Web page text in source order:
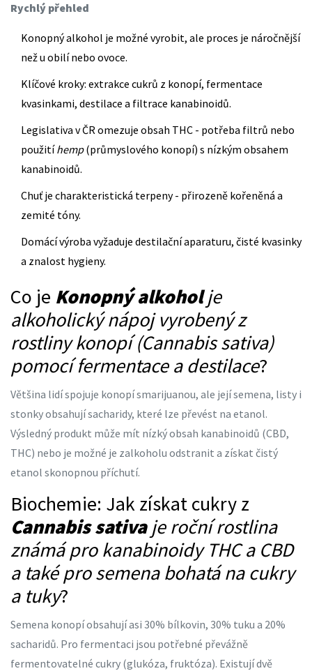
Rychlý přehled
Konopný alkohol je možné vyrobit, ale proces je náročnější
než u obilí nebo ovoce.
Klíčové kroky: extrakce cukrů z konopí, fermentace
kvasinkami, destilace a filtrace kanabinoidů.
Legislativa v ČR omezuje obsah THC - potřeba filtrů nebo
použitíhemp(průmyslového konopí) s nízkým obsahem
kanabinoidů.
Chuť je charakteristická terpeny - přirozeně kořeněná a
zemité tóny.
Domácí výroba vyžaduje destilační aparaturu, čisté kvasinky
a znalost hygieny.
Co je Konopný alkoholje
alkoholický nápoj vyrobený z
rostliny konopí (Cannabis sativa)
pomocí fermentace a destilace?
Většina lidí spojuje konopí smarijuanou, ale její semena, listy i
stonky obsahují sacharidy, které lze převést na etanol.
Výsledný produkt může mít nízký obsah kanabinoidů (CBD,
THC) nebo je možné je zalkoholu odstranit a získat čistý
etanol skonopnou příchutí.
Biochemie: Jak získat cukry z
Cannabis sativajeroční rostlina
známá pro kanabinoidy THC a CBD
a také pro semena bohatá na cukry
a tuky?
Semena konopí obsahují asi 30% bílkovin, 30% tuku a 20%
sacharidů. Pro fermentaci jsou potřebné převážně
fermentovatelné cukry (glukóza, fruktóza). Existují dvě